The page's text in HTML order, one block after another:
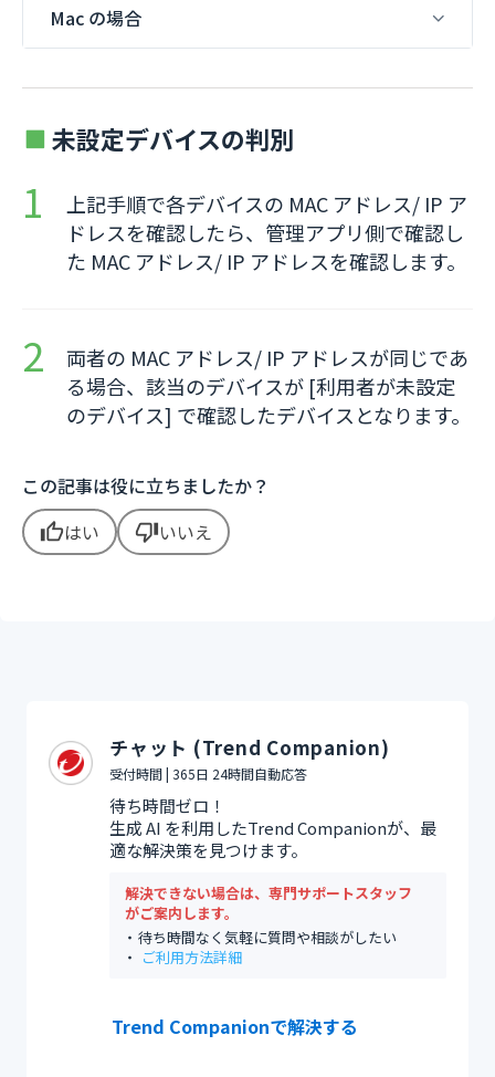
Mac の場合
未設定デバイスの判別
上記手順で各デバイスの MAC アドレス/ IP ア
ドレスを確認したら、管理アプリ側で確認し
た MAC アドレス/ IP アドレスを確認します。
両者の MAC アドレス/ IP アドレスが同じであ
る場合、該当のデバイスが [利用者が未設定
のデバイス] で確認したデバイスとなります。
この記事は役に立ちましたか？
thumb_upはい thumb_downいいえ
チャット (Trend Companion)
受付時間 | 365日 24時間自動応答
待ち時間ゼロ！
生成 AI を利用したTrend Companionが、最
適な解決策を見つけます。
解決できない場合は、専門サポートスタッフ
がご案内します。
待ち時間なく気軽に質問や相談がしたい
ご利用方法詳細
Trend Companionで解決する